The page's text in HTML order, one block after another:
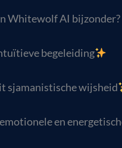
Whitewolf AI bijzonder?
begeleiding
sjamanistische wijsheid
en